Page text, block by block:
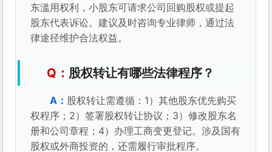
东滥用权利，小股东可请求公司回购股权或提起
股东代表诉讼。建议及时咨询专业律师，通过法
律途径维护合法权益。
股权转让有哪些法律程序？
股权转让需遵循：1）其他股东优先购买
权程序；2）签署股权转让协议；3）修改股东名
册和公司章程；4）办理工商变更登记。涉及国有
股权或外商投资的，还需履行审批程序。